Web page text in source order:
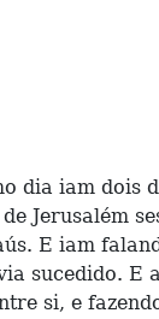
dia iam dois
Jerusalém
E iam
sucedido. E
si, e